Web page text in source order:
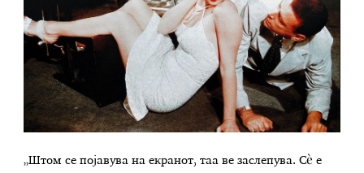
„Штом се појавува на екранот, таа ве заслепува. Сè е